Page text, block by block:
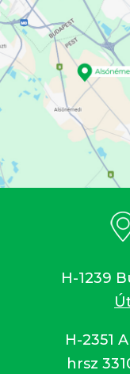
H-1239
H-2351
hrsz